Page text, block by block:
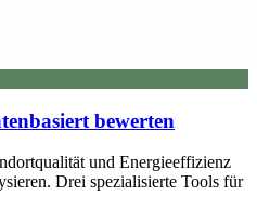
bewerten
und Energieeffizienz
Drei spezialisierte Tools für